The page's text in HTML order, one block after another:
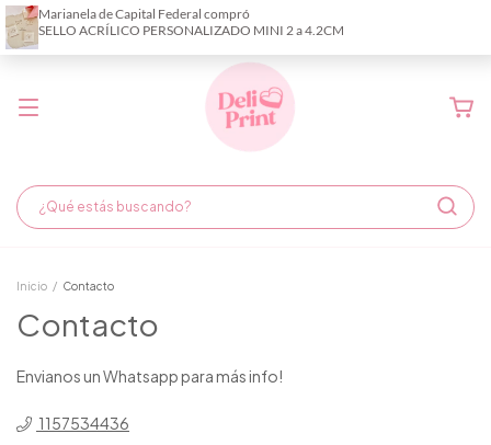
Demora de fabricación hasta 6 días hábiles
Inicio / Contacto
Contacto
Envianos un Whatsapp para más info!
1157534436